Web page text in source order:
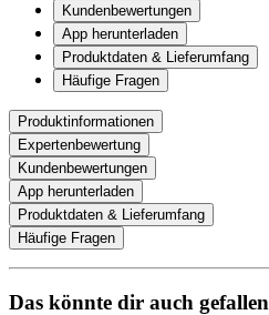
Kundenbewertungen
App herunterladen
Produktdaten & Lieferumfang
Häufige Fragen
Produktinformationen
Expertenbewertung
Kundenbewertungen
App herunterladen
Produktdaten & Lieferumfang
Häufige Fragen
Das könnte dir auch gefallen